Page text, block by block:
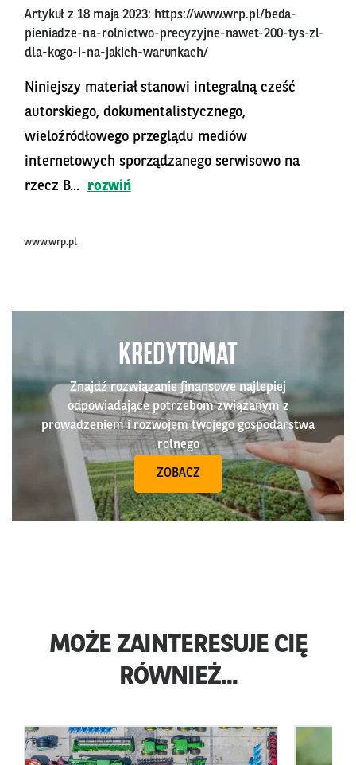
Artykuł z 18 maja 2023: https://www.wrp.pl/beda-
pieniadze-na-rolnictwo-precyzyjne-nawet-200-tys-zl-
dla-kogo-i-na-jakich-warunkach/
Niniejszy materiał stanowi integralną cześć
autorskiego, dokumentalistycznego,
wieloźródłowego przeglądu mediów
internetowych sporządzanego serwisowo na
rzecz B...
rozwiń
www.wrp.pl
KREDYTOMAT
Znajdź rozwiązanie finansowe najlepiej
odpowiadające potrzebom związanym z
prowadzeniem i rozwojem twojego gospodarstwa
rolnego
ZOBACZ
MOŻE ZAINTERESUJE CIĘ
RÓWNIEŻ...